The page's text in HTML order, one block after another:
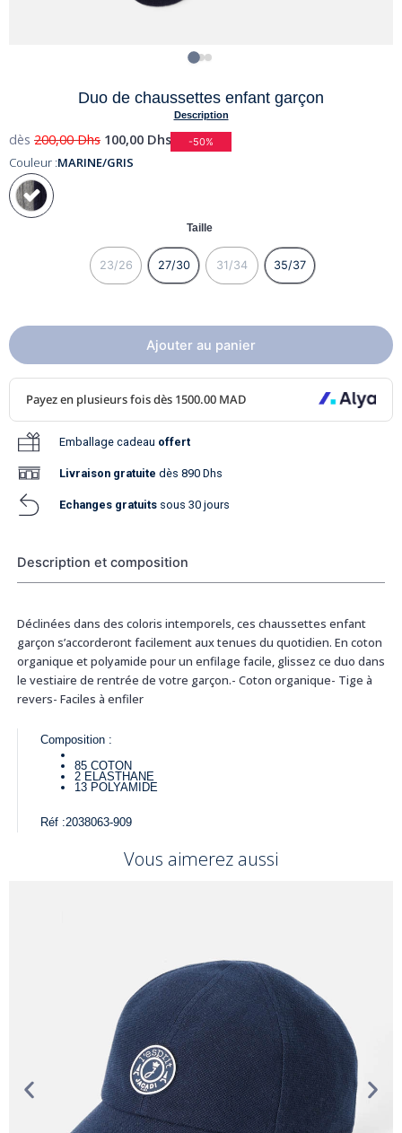
Duo de chaussettes enfant garçon
Description
dès 200,00Dhs 100,00 Dhs -50%
Couleur :MARINE/GRIS
Taille
23/26 27/30 31/34 35/37
Ajouter au panier
Emballage cadeau offert
Livraison gratuite dès 890 Dhs
Echanges gratuits sous 30 jours
Description et composition
Déclinées dans des coloris intemporels, ces chaussettes enfant
garçon s’accorderont facilement aux tenues du quotidien. En coton
organique et polyamide pour un enfilage facile, glissez ce duo dans
le vestiaire de rentrée de votre garçon.- Coton organique- Tige à
revers- Faciles à enfiler
Composition :
85 COTON
2 ELASTHANE
13 POLYAMIDE
Réf :2038063-909
Vous aimerez aussi